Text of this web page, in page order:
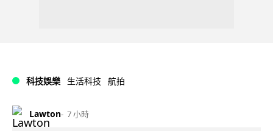
科技娛樂 生活科技 航拍
Lawton 7 小時